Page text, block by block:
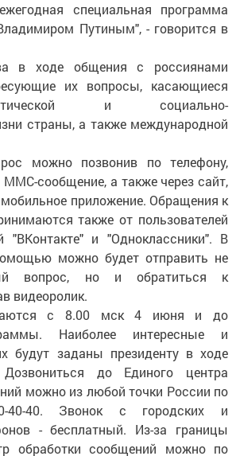
специальная программа
Путиным", - говорится в
в ходе общения с россиянами
их вопросы, касающиеся
и социально-
страны, а также международной
можно позвонив по телефону,
сообщение, а также через сайт,
приложение. Обращения к
также от пользователей
"ВКонтакте" и "Одноклассники". В
можно будет отправить не
вопрос, но и обратиться к
видеоролик.
с 8.00 мск 4 июня и до
Наиболее интересные и
будут заданы президенту в ходе
до Единого центра
можно из любой точки России по
40-40. Звонок с городских и
- бесплатный. Из-за границы
обработки сообщений можно по